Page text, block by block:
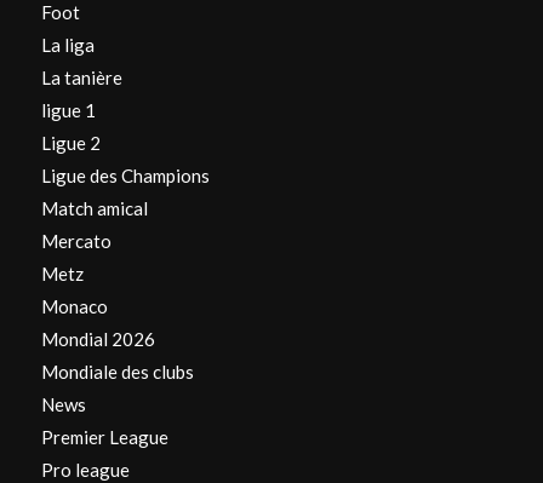
Foot
La liga
La tanière
ligue 1
Ligue 2
Ligue des Champions
Match amical
Mercato
Metz
Monaco
Mondial 2026
Mondiale des clubs
News
Premier League
Pro league